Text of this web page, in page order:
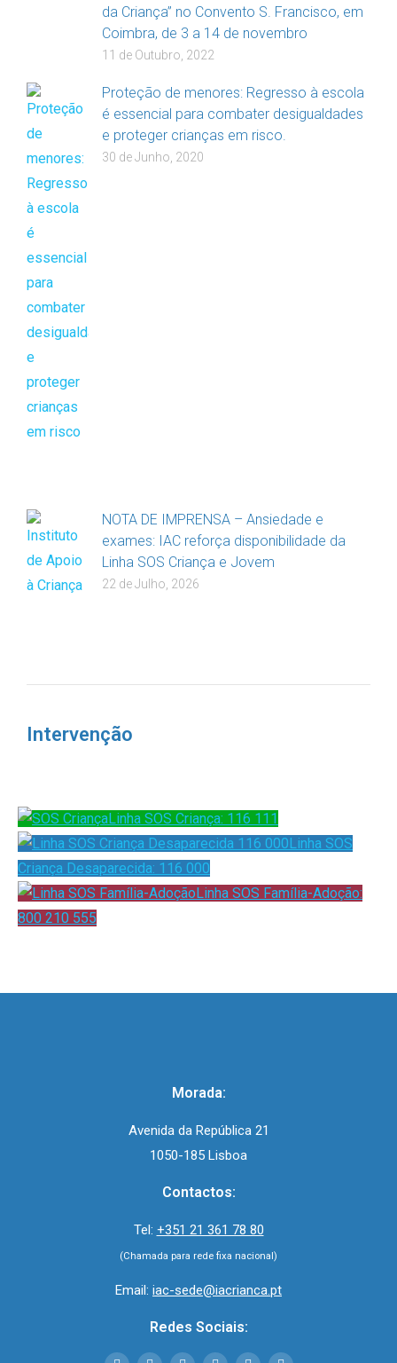
da Criança” no Convento S. Francisco, em
Coimbra, de 3 a 14 de novembro
11 de Outubro, 2022
Proteção de menores: Regresso à escola
é essencial para combater desigualdades
e proteger crianças em risco.
30 de Junho, 2020
NOTA DE IMPRENSA – Ansiedade e
exames: IAC reforça disponibilidade da
Linha SOS Criança e Jovem
22 de Julho, 2026
Intervenção
Linha SOS Criança: 116 111
Linha SOS
Criança Desaparecida: 116 000
Linha SOS Família-Adoção:
800 210 555
Morada:
Avenida da República 21
1050-185 Lisboa
Contactos:
Tel: +351 21 361 78 80
(Chamada para rede fixa nacional)
Email: iac-sede@iacrianca.pt
Redes Sociais: